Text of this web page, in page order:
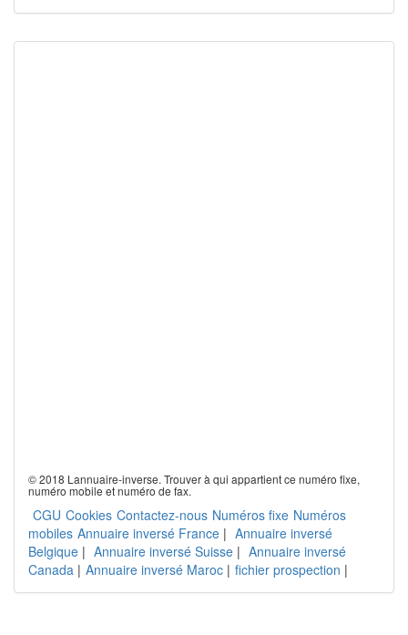
© 2018 Lannuaire-inverse. Trouver à qui appartient ce numéro fixe,
numéro mobile et numéro de fax.
CGU Cookies Contactez-nous Numéros fixe Numéros
mobiles Annuaire inversé France | Annuaire inversé
Belgique | Annuaire inversé Suisse | Annuaire inversé
Canada | Annuaire inversé Maroc | fichier prospection |